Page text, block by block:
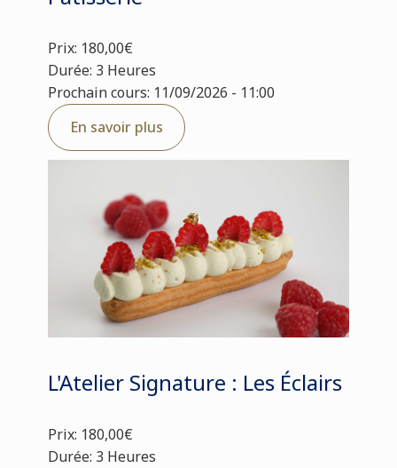
Prix: 180,00€
Durée: 3 Heures
Prochain cours: 11/09/2026 - 11:00
En savoir plus
L'Atelier Signature : Les Éclairs
Prix: 180,00€
Durée: 3 Heures